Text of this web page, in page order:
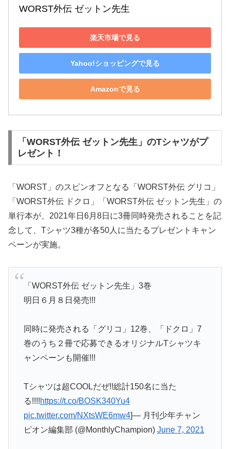
WORST外伝 ゼットン先生
楽天市場で見る
Yahoo!ショッピングで見る
Amazonで見る
「WORST外伝 ゼットン先生」のTシャツがプ
レゼント！
「WORST」のスピンオフとなる「WORST外伝 グリコ」
「WORST外伝 ドクロ」「WORST外伝 ゼットン先生」の
単行本が、2021年日6月8日に3冊同時発売されることを記
念して、Tシャツ3種が各50人に当たるプレゼントキャン
ペーンが実施。
「WORST外伝 ゼットン先生」3巻
明日６月８日発売!!!
同時に発売される「グリコ」12巻、「ドクロ」7
巻のうち２冊で応募できるオリジナルTシャツキ
ャンペーンも開催!!!
Tシャツは超COOLだぜ!!総計150名に当た
る!!!!https://t.co/BOSK340Yu4
pic.twitter.com/NXtsWE6mw4]— 月刊少年チャン
ピオン編集部 (@MonthlyChampion) June 7, 2021